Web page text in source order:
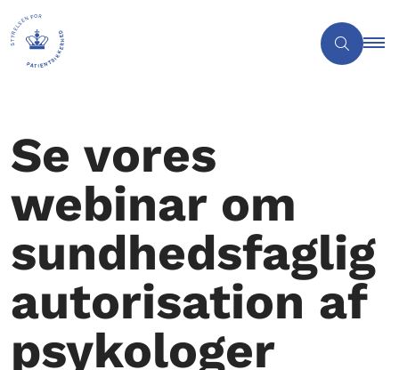
Se vores
webinar om
sundhedsfaglig
autorisation af
psykologer